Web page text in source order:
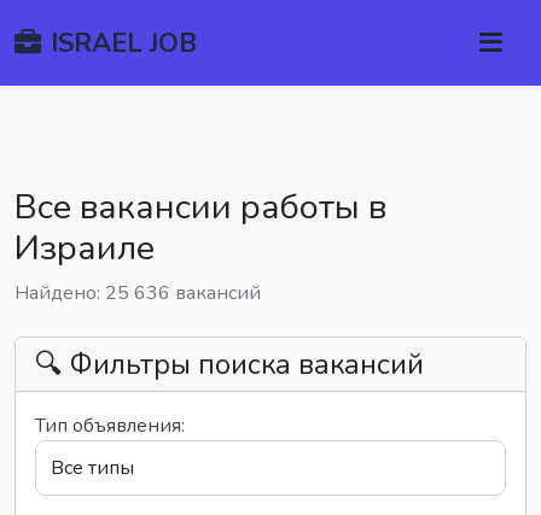
ISRAEL JOB
Все вакансии работы в
Израиле
Найдено: 25 636 вакансий
🔍 Фильтры поиска вакансий
Тип объявления: